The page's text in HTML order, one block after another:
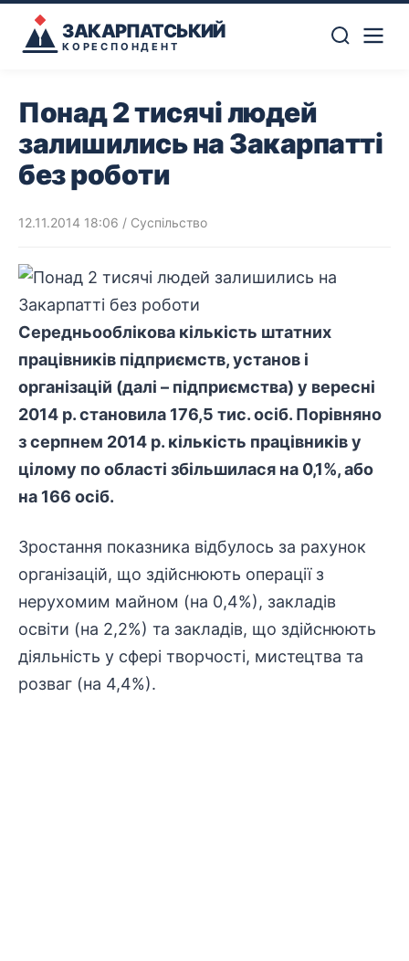
ЗАКАРПАТСЬКИЙ
КОРЕСПОНДЕНТ
Понад 2 тисячі людей
залишились на Закарпатті
без роботи
12.11.2014 18:06 / Суспільство
Середньооблікова кількість штатних
працівників підприємств, установ і
організацій (далі – підприємства) у вересні
2014 р. становила 176,5 тис. осіб. Порівняно
з серпнем 2014 р. кількість працівників у
цілому по області збільшилася на 0,1%, або
на 166 осіб.
Зростання показника відбулось за рахунок
організацій, що здійснюють операції з
нерухомим майном (на 0,4%), закладів
освіти (на 2,2%) та закладів, що здійснюють
діяльність у сфері творчості, мистецтва та
розваг (на 4,4%).